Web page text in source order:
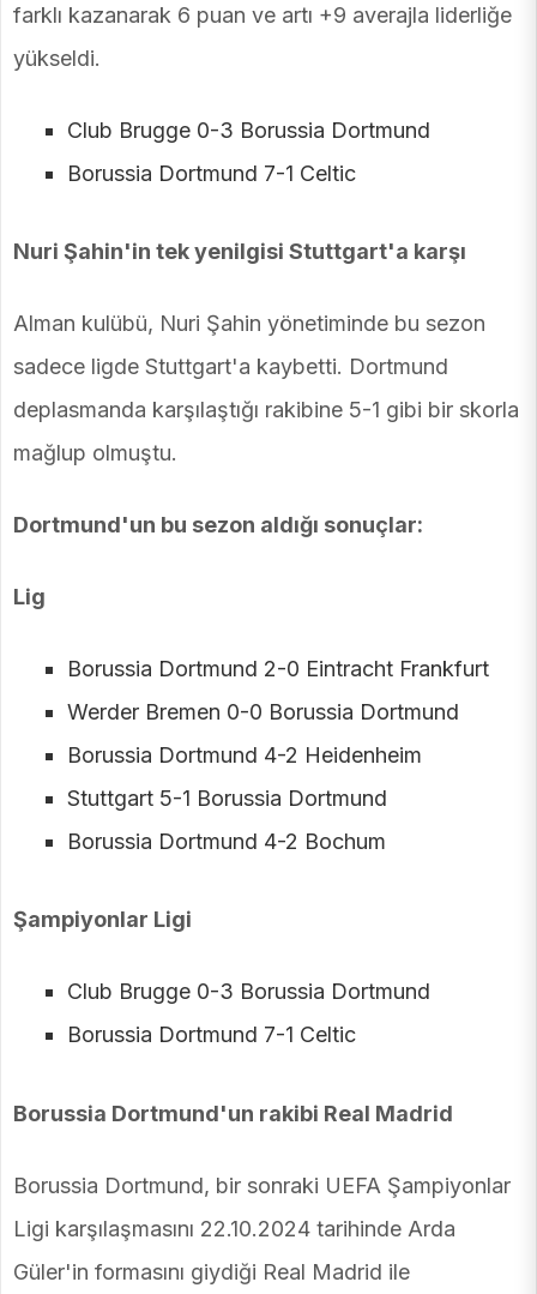
farklı kazanarak 6 puan ve artı +9 averajla liderliğe
yükseldi.
Club Brugge 0-3 Borussia Dortmund
Borussia Dortmund 7-1 Celtic
Nuri Şahin'in tek yenilgisi Stuttgart'a karşı
Alman kulübü, Nuri Şahin yönetiminde bu sezon
sadece ligde Stuttgart'a kaybetti. Dortmund
deplasmanda karşılaştığı rakibine 5-1 gibi bir skorla
mağlup olmuştu.
Dortmund'un bu sezon aldığı sonuçlar:
Lig
Borussia Dortmund 2-0 Eintracht Frankfurt
Werder Bremen 0-0 Borussia Dortmund
Borussia Dortmund 4-2 Heidenheim
Stuttgart 5-1 Borussia Dortmund
Borussia Dortmund 4-2 Bochum
Şampiyonlar Ligi
Club Brugge 0-3 Borussia Dortmund
Borussia Dortmund 7-1 Celtic
Borussia Dortmund'un rakibi Real Madrid
Borussia Dortmund, bir sonraki UEFA Şampiyonlar
Ligi karşılaşmasını 22.10.2024 tarihinde Arda
Güler'in formasını giydiği Real Madrid ile